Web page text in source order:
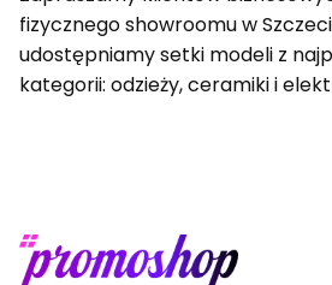
fizycznego showroomu w
udostępniamy setki modeli z
kategorii: odzieży, ceramiki i